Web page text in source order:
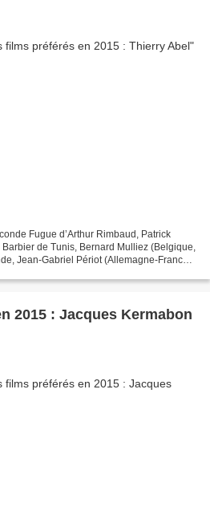
Fugue d’Arthur Rimbaud, Patrick
de Tunis, Bernard Mulliez (Belgique,
Jean-Gabriel Périot (Allemagne-France-
2015 : Jacques Kermabon